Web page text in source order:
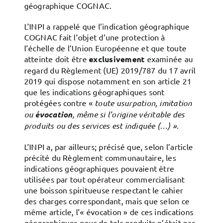
géographique COGNAC.
L’INPI a rappelé que l’indication géographique
COGNAC fait l’objet d’une protection à
l’échelle de l’Union Européenne et que toute
atteinte doit êtreexclusivement examinée au
regard du Règlement (UE) 2019/787 du 17 avril
2019 qui dispose notamment en son article 21
que les indications géographiques sont
protégées contre « toute usurpation, imitation
ouévocation, même si l’origine véritable des
produits ou des services est indiquée (…) ».
L’INPI a, par ailleurs; précisé que, selon l’article
précité du Règlement communautaire, les
indications géographiques pouvaient être
utilisées par tout opérateur commercialisant
une boisson spiritueuse respectant le cahier
des charges correspondant, mais que selon ce
même article, l’« évocation » de ces indications